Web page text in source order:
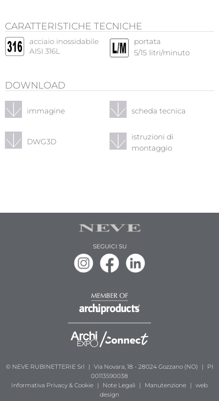
CARATTERISTICHE TECNICHE
acciaio inossidabile
AISI 316L
portata
5/15 litri/minuto
DOWNLOAD
immagine scheda tecnica
DWG3D
istruzioni di
montaggio
SEGUICI SU
© NEVE RUBINETTERIE Srl | Via Novara, 18 - 28024 Gozzano (NO) |
PI
00113590038
Informativa Privacy & Cookie | Note Legali | Manutenzione | web
design